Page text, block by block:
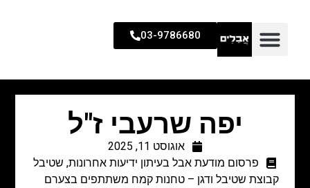
03-9786680
יפה שרעבי ז"ל
אוגוסט 11, 2025
פרסום מודעת אבל בעיתון ידיעות אחרונות, שטיבל
קבוצת שטיבל ודגן – טחנות קמח משתתפים בצערם